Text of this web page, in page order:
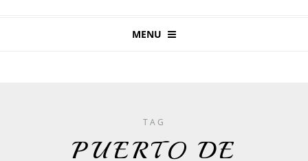
MENU
TAG
PUERTO DE